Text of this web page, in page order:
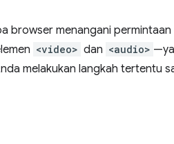
browser menangani
<video> dan <audio>
melakukan langkah tertentu